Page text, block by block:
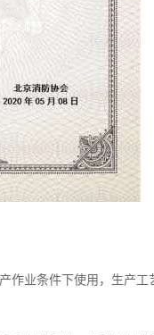
业条件下使用，生产工